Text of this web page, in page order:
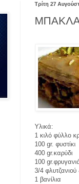
Τρίτη 27
Υλικά:
1 κιλό φύλλο
100 gr. φυστίκι
400 gr.καρύδι
100
3/4
1 βανίλια